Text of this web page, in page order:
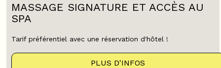
MASSAGE SIGNATURE ET ACCÈS AU
SPA
Tarif préférentiel avec une réservation d'hôtel !
PLUS D'INFOS